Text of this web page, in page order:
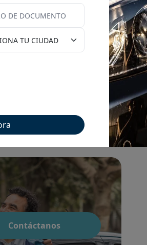
buscados por los
de la entidad bancaria,
(independiente o
entre otras.
variar entre 3 y 5
en este tipo de
tu auto nuevo de
Contáctanos